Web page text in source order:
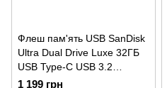
Флеш пам'ять USB SanDisk
Ultra Dual Drive Luxe 32ГБ
USB Type-C USB 3.2
(SDDDC4-032G-G46)
1 199 грн